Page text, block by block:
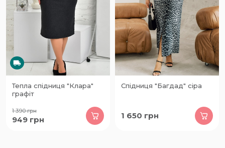
Тепла спідниця "Клара"
графіт
1 390грн
949 грн
Спідниця "Багдад" сіра
1 650 грн